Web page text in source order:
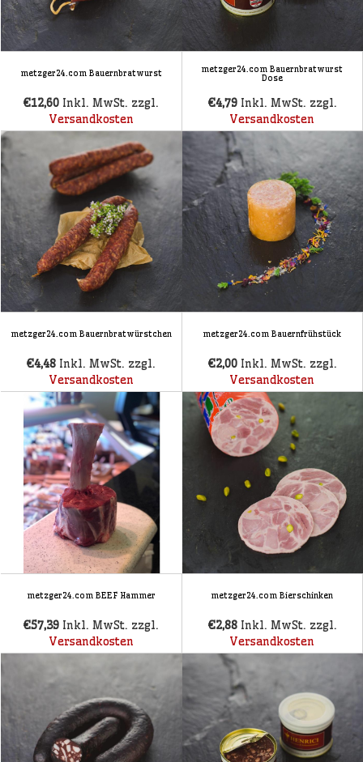
metzger24.com Bauernbratwurst
€12,60 Inkl. MwSt. zzgl.
Versandkosten
metzger24.com Bauernbratwurst
Dose
€4,79 Inkl. MwSt. zzgl.
Versandkosten
metzger24.com Bauernbratwürstchen
€4,48 Inkl. MwSt. zzgl.
Versandkosten
metzger24.com Bauernfrühstück
€2,00 Inkl. MwSt. zzgl.
Versandkosten
metzger24.com BEEF Hammer
€57,39 Inkl. MwSt. zzgl.
Versandkosten
metzger24.com Bierschinken
€2,88 Inkl. MwSt. zzgl.
Versandkosten